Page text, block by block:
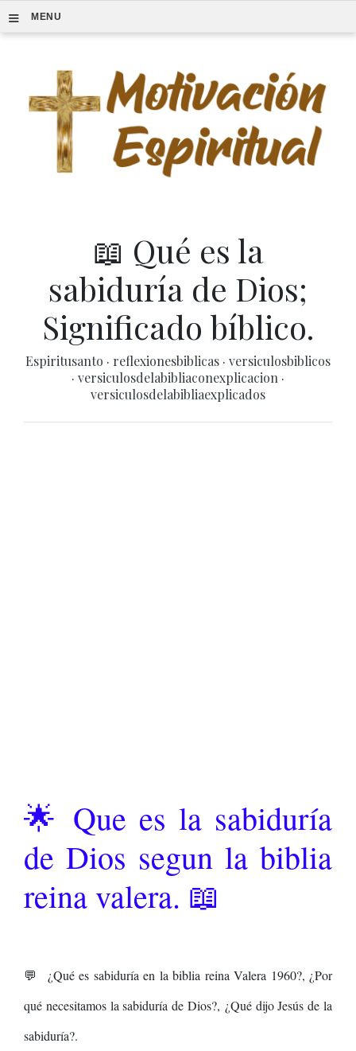
≡ MENU
📖 Qué es la
sabiduría de Dios;
Significado bíblico.
Espiritusanto · reflexionesbiblicas · versiculosbiblicos
· versiculosdelabibliaconexplicacion ·
versiculosdelabibliaexplicados
🌟 Que es la sabiduría
de Dios segun la biblia
reina valera. 📖
💬 ¿Qué es sabiduría en la biblia reina Valera 1960?, ¿Por
qué necesitamos la sabiduría de Dios?, ¿Qué dijo Jesús de la
sabiduría?.